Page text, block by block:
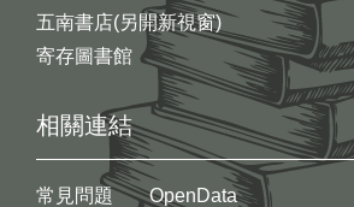
五南書店(另開新視窗)
寄存圖書館
相關連結
常見問題
OpenData